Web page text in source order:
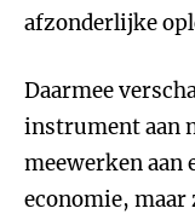
afzonderlijke
Daarmee
instrument aan
meewerken aan
economie, maar